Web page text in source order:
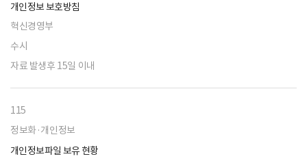
개인정보 보호방침
혁신경영부
수시
자료 발생후 15일 이내
115
정보화·개인정보
개인정보파일 보유 현황